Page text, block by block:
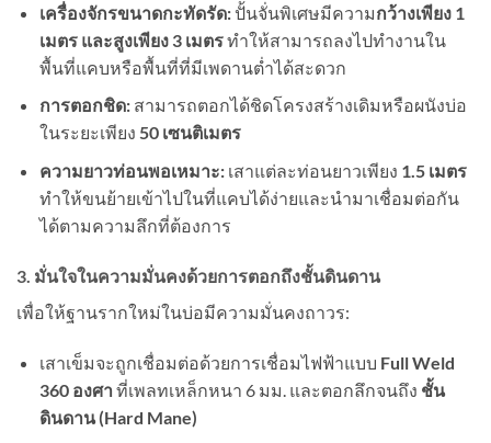
เครื่องจักรขนาดกะทัดรัด:ปั้นจั่นพิเศษมีความกว้างเพียง 1
เมตร และสูงเพียง 3 เมตรทำให้สามารถลงไปทำงานใน
พื้นที่แคบหรือพื้นที่ที่มีเพดานต่ำได้สะดวก
การตอกชิด:สามารถตอกได้ชิดโครงสร้างเดิมหรือผนังบ่อ
ในระยะเพียง 50 เซนติเมตร
ความยาวท่อนพอเหมาะ:เสาแต่ละท่อนยาวเพียง 1.5 เมตร
ทำให้ขนย้ายเข้าไปในที่แคบได้ง่ายและนำมาเชื่อมต่อกัน
ได้ตามความลึกที่ต้องการ
3. มั่นใจในความมั่นคงด้วยการตอกถึงชั้นดินดาน
เพื่อให้ฐานรากใหม่ในบ่อมีความมั่นคงถาวร:
เสาเข็มจะถูกเชื่อมต่อด้วยการเชื่อมไฟฟ้าแบบ Full Weld
360 องศา ที่เพลทเหล็กหนา 6 มม. และตอกลึกจนถึง ชั้น
ดินดาน (Hard Mane)